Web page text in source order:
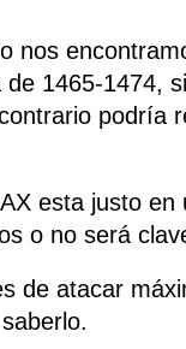
nos
1465-1474,
podría
esta justo
o no será
de atacar